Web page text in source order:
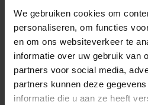
We gebruiken cookies om
personaliseren, om functies
en om ons websiteverkeer te
informatie over uw gebruik van
partners voor social media,
partners kunnen deze
informatie die u aan ze heeft
Aantal - +
In
Hoge klantenbeoordeling: